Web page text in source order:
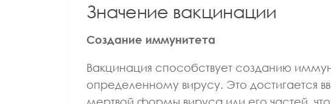
Значение вакцинации
Создание иммунитета
Вакцинация способствует созданию
определенному вирусу. Это достигается
ВРАЧ ГАСТРОЭНТЕРОЛОГ
ВРАЧ ТЕРАПЕВТ
Леонидовна
ВРАЧ ФИЗИОТЕРАПЕВТ
Александровна